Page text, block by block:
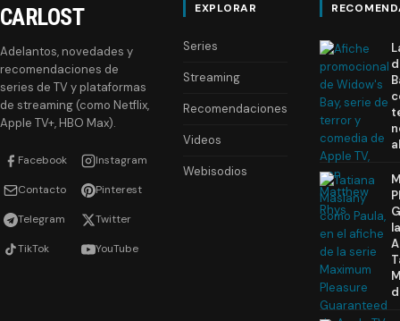
CARLOST
Adelantos, novedades y
recomendaciones de
series de TV y plataformas
de streaming (como Netflix,
Apple TV+, HBO Max).
Facebook Instagram
Contacto Pinterest
Telegram Twitter
TikTok YouTube
EXPLORAR
Series
Streaming
Recomendaciones
Videos
Webisodios